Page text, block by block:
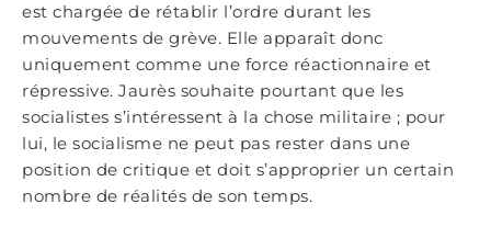
est chargée de rétablir l’ordre durant les
mouvements de grève. Elle apparaît donc
uniquement comme une force réactionnaire et
répressive. Jaurès souhaite pourtant que les
socialistes s’intéressent à la chose militaire ; pour
lui, le socialisme ne peut pas rester dans une
position de critique et doit s’approprier un certain
nombre de réalités de son temps.